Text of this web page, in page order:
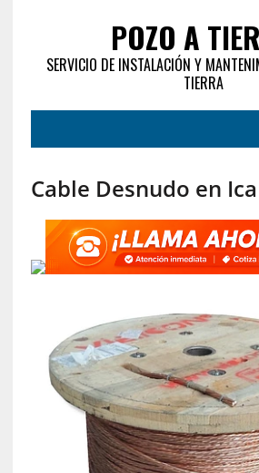
POZO A
SERVICIO DE INSTALACIÓN Y
TIERRA
Cable Desnudo en Ica